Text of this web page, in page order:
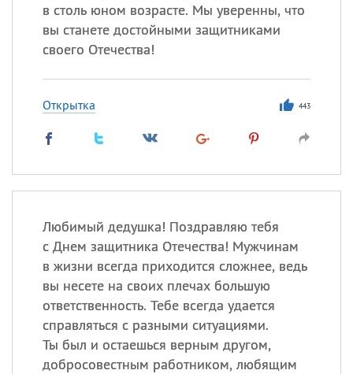
в столь юном возрасте. Мы уверенны, что
вы станете достойными защитниками
своего Отечества!
Открытка 443
Любимый дедушка! Поздравляю тебя
с Днем защитника Отечества! Мужчинам
в жизни всегда приходится сложнее, ведь
вы несете на своих плечах большую
ответственность. Тебе всегда удается
справляться с разными ситуациями.
Ты был и остаешься верным другом,
добросовестным работником, любящим